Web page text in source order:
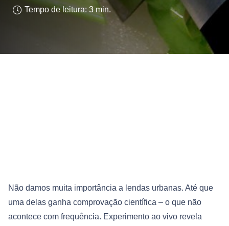
Tempo de leitura: 3 min.
Não damos muita importância a lendas urbanas. Até que
uma delas ganha comprovação científica – o que não
acontece com frequência. Experimento ao vivo revela